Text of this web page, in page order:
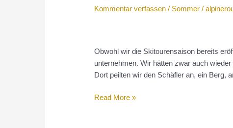
Kommentar verfassen / Sommer /
Obwohl wir die Skitourensaison bereits
unternehmen. Wir hätten zwar auch
Dort peilten wir den Schäfler an, ein Berg,
Spätherbst
Read More »